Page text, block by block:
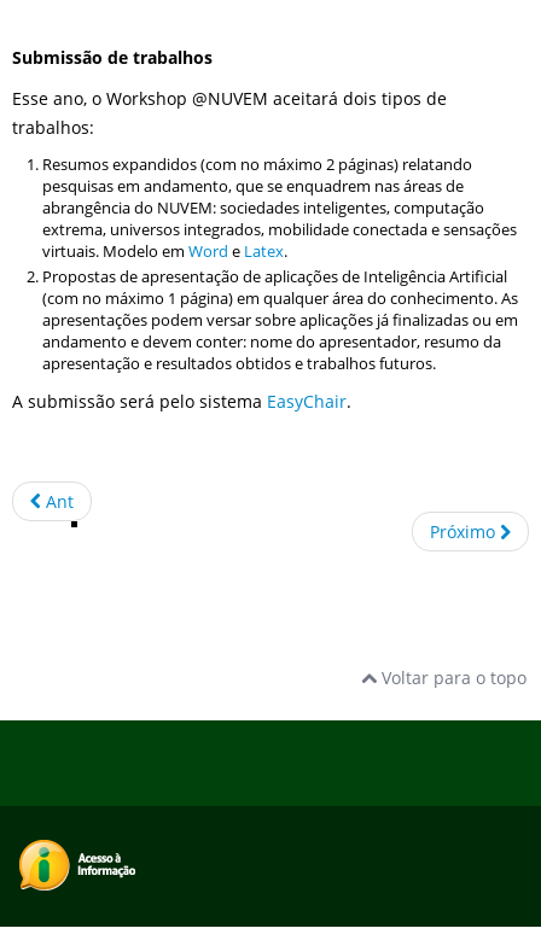
Submissão de trabalhos
Esse ano, o Workshop @NUVEM aceitará dois tipos de
trabalhos:
Resumos expandidos (com no máximo 2 páginas) relatando
pesquisas em andamento, que se enquadrem nas áreas de
abrangência do NUVEM: sociedades inteligentes, computação
extrema, universos integrados, mobilidade conectada e sensações
virtuais. Modelo em Word e Latex.
Propostas de apresentação de aplicações de Inteligência Artificial
(com no máximo 1 página) em qualquer área do conhecimento. As
apresentações podem versar sobre aplicações já finalizadas ou em
andamento e devem conter: nome do apresentador, resumo da
apresentação e resultados obtidos e trabalhos futuros.
A submissão será pelo sistema EasyChair.
Ant
Próximo
Voltar para o topo